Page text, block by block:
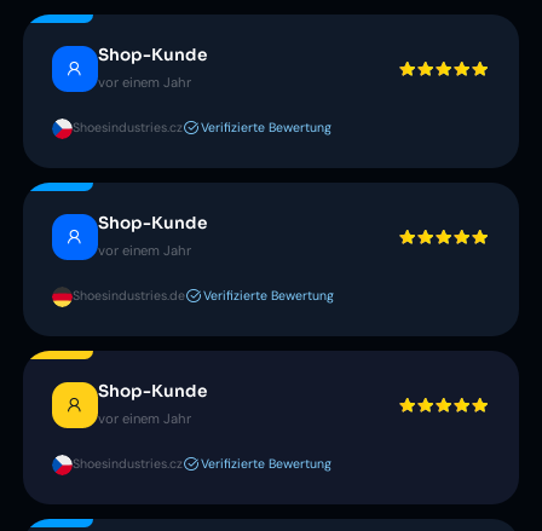
Shop-Kunde
vor einem Jahr
Shoesindustries.cz Verifizierte Bewertung
Shop-Kunde
vor einem Jahr
Shoesindustries.de Verifizierte Bewertung
Shop-Kunde
vor einem Jahr
Shoesindustries.cz Verifizierte Bewertung